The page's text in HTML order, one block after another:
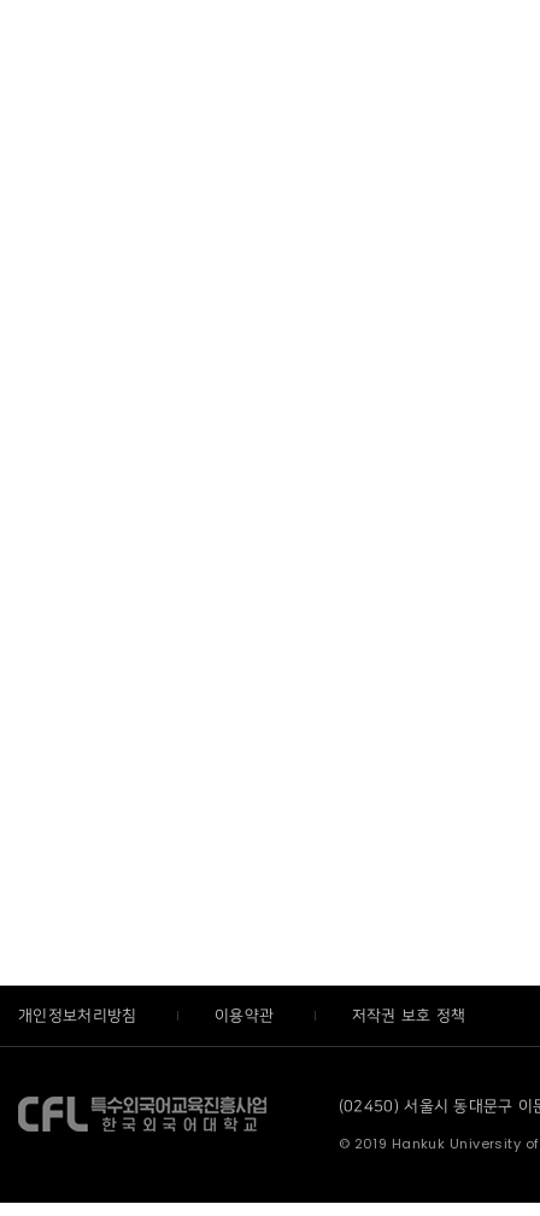
개인정보처리방침 이용약관 저작권 보호 정책
(02450) 서울시 동대문구
© 2019 Hankuk University